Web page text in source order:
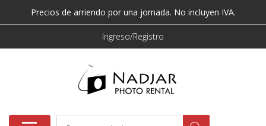
Precios de arriendo por una jornada. No incluyen IVA.
Ingreso/Registro